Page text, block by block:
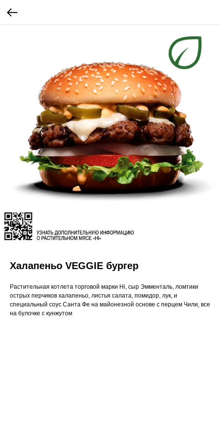
Халапеньо VEGGIE бургер
Растительная котлета торговой марки Hi, сыр Эмменталь, ломтики
острых перчиков халапеньо, листья салата, помидор, лук, и
специальный соус Санта Фе на майонезной основе с перцем Чили, все
на булочке с кунжутом